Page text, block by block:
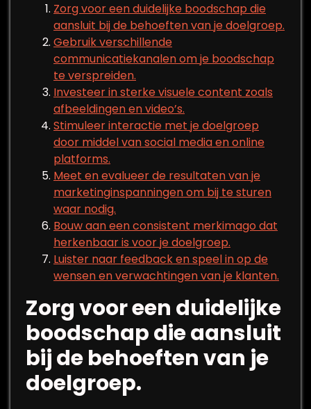
Zorg voor een duidelijke boodschap die
aansluit bij de behoeften van je doelgroep.
Gebruik verschillende
communicatiekanalen om je boodschap
te verspreiden.
Investeer in sterke visuele content zoals
afbeeldingen en video’s.
Stimuleer interactie met je doelgroep
door middel van social media en online
platforms.
Meet en evalueer de resultaten van je
marketinginspanningen om bij te sturen
waar nodig.
Bouw aan een consistent merkimago dat
herkenbaar is voor je doelgroep.
Luister naar feedback en speel in op de
wensen en verwachtingen van je klanten.
Zorg voor een duidelijke
boodschap die aansluit
bij de behoeften van je
doelgroep.